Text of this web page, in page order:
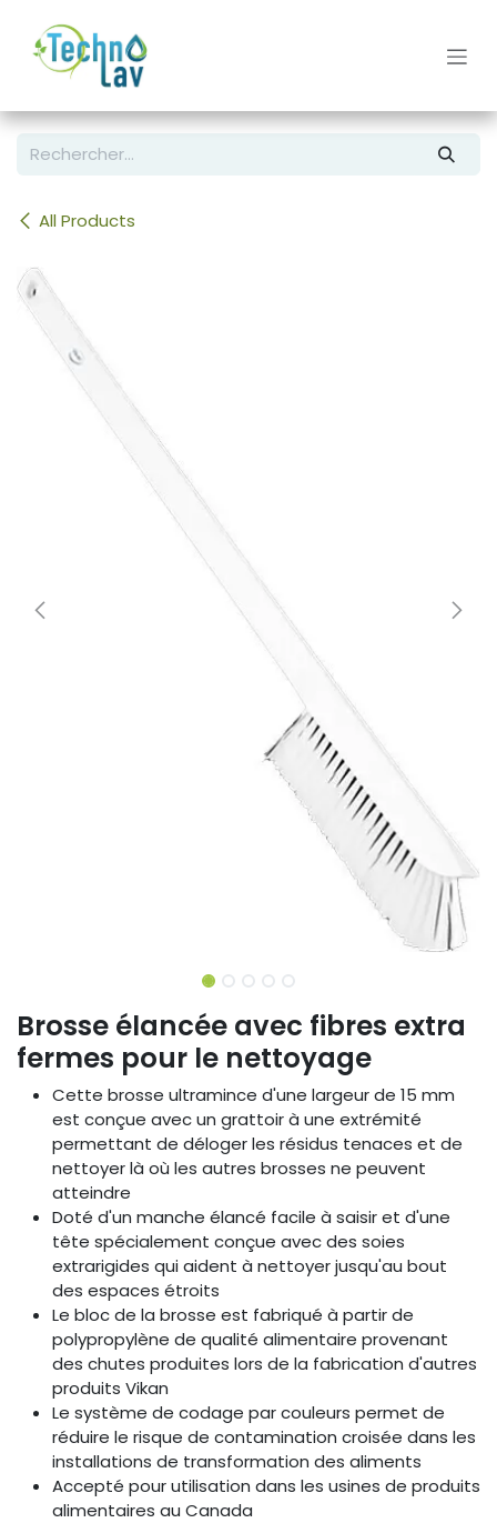
All Products
Brosse élancée avec fibres extra
fermes pour le nettoyage
Cette brosse ultramince d'une largeur de 15 mm
est conçue avec un grattoir à une extrémité
permettant de déloger les résidus tenaces et de
nettoyer là où les autres brosses ne peuvent
atteindre
Doté d'un manche élancé facile à saisir et d'une
tête spécialement conçue avec des soies
extrarigides qui aident à nettoyer jusqu'au bout
des espaces étroits
Le bloc de la brosse est fabriqué à partir de
polypropylène de qualité alimentaire provenant
des chutes produites lors de la fabrication d'autres
produits Vikan
Le système de codage par couleurs permet de
réduire le risque de contamination croisée dans les
installations de transformation des aliments
Accepté pour utilisation dans les usines de produits
alimentaires au Canada